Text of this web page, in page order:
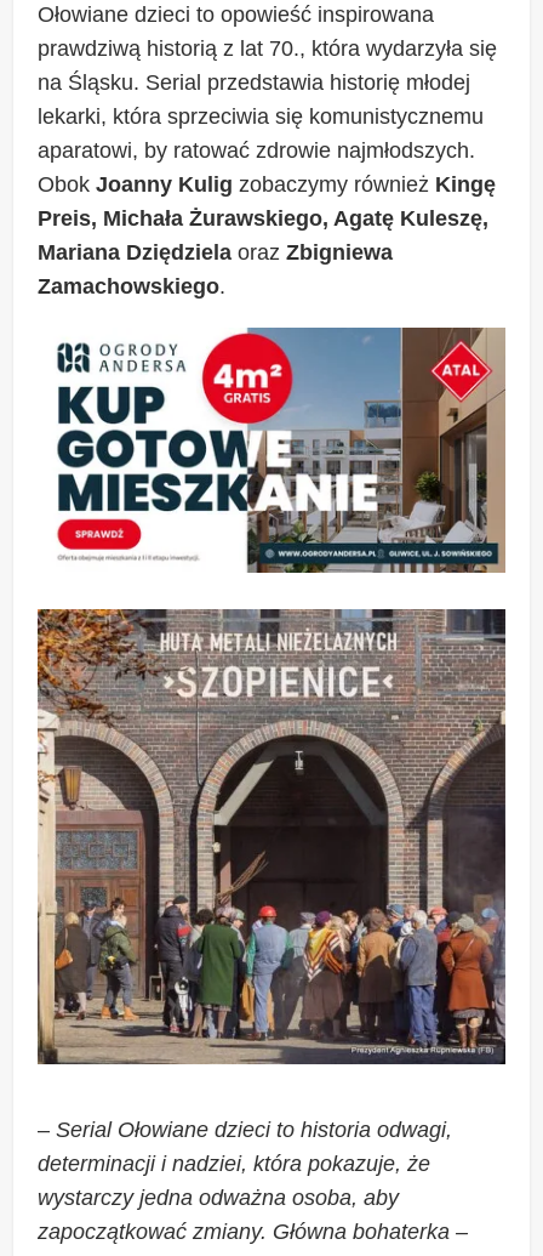
Ołowiane dzieci to opowieść inspirowana
prawdziwą historią z lat 70., która wydarzyła się
na Śląsku. Serial przedstawia historię młodej
lekarki, która sprzeciwia się komunistycznemu
aparatowi, by ratować zdrowie najmłodszych.
ObokJoanny Kulig zobaczymy również Kingę
Preis, Michała Żurawskiego, Agatę Kuleszę,
Mariana DziędzielaorazZbigniewa
Zamachowskiego.
–Serial Ołowiane dzieci to historia odwagi,
determinacji i nadziei, która pokazuje, że
wystarczy jedna odważna osoba, aby
zapoczątkować zmiany. Główna bohaterka –